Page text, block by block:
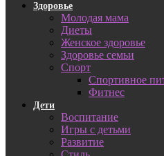
Здоровье
Молодая мама
Диеты
Женское здоровье
Здоровье семьи
Спорт
Спортивное
Фитнес
Дети
Воспитание
Игры с детьми
Развитие